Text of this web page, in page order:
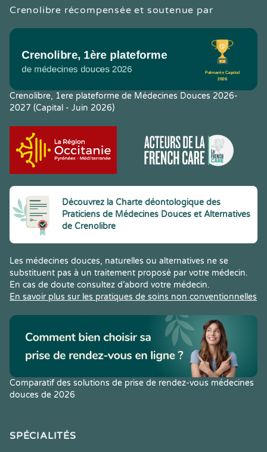
Crenolibre récompensée et soutenue par
Crenolibre, 1ere plateforme de Médecines Douces 2026-
2027 (Capital - Juin 2026)
Découvrez la Charte déontologique des
Praticiens de Médecines Douces et Alternatives
de Crenolibre
Les médecines douces, naturelles ou alternatives ne se
substituent pas à un traitement proposé par votre médecin.
En cas de doute consultez d’abord votre médecin.
En savoir plus sur les pratiques de soins non conventionnelles
Comparatif des solutions de prise de rendez-vous médecines
douces de 2026
SPÉCIALITÉS